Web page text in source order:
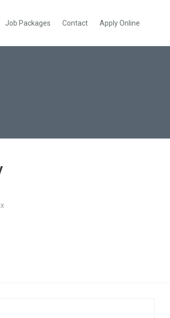
Job Packages Contact Apply Online